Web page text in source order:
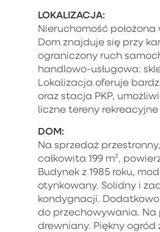
LOKALIZACJA:
Nieruchomość
Dom znajduje się przy
ograniczony ruch
handlowo-usługowa:
Lokalizacja oferuje
oraz stacja PKP,
liczne tereny
DOM:
Na sprzedaż
całkowita 199 m²,
Budynek z 1985 roku,
otynkowany. Solidny i
kondygnacji.
do przechowywania. Na
drewniany. Piękny